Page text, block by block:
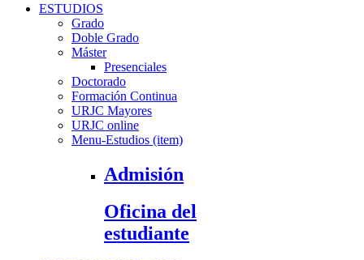
ESTUDIOS
Grado
Doble Grado
Máster
Presenciales
Doctorado
Formación Continua
URJC Mayores
URJC online
Menu-Estudios (item)
Admisión
Oficina del
estudiante